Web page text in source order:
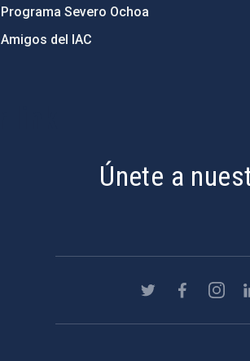
Programa Severo Ochoa
Amigos del IAC
Únete a